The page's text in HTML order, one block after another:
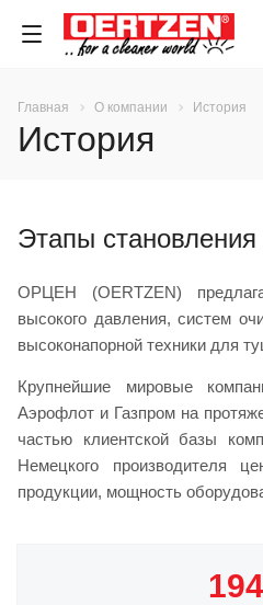
Главная О компании История
История
Этапы
ОРЦЕН (OERTZEN)
высокого давления, систем
высоконапорной техники для
Крупнейшие мировые
Аэрофлот и Газпром на
частью клиентской базы
Немецкого производителя
продукции, мощность